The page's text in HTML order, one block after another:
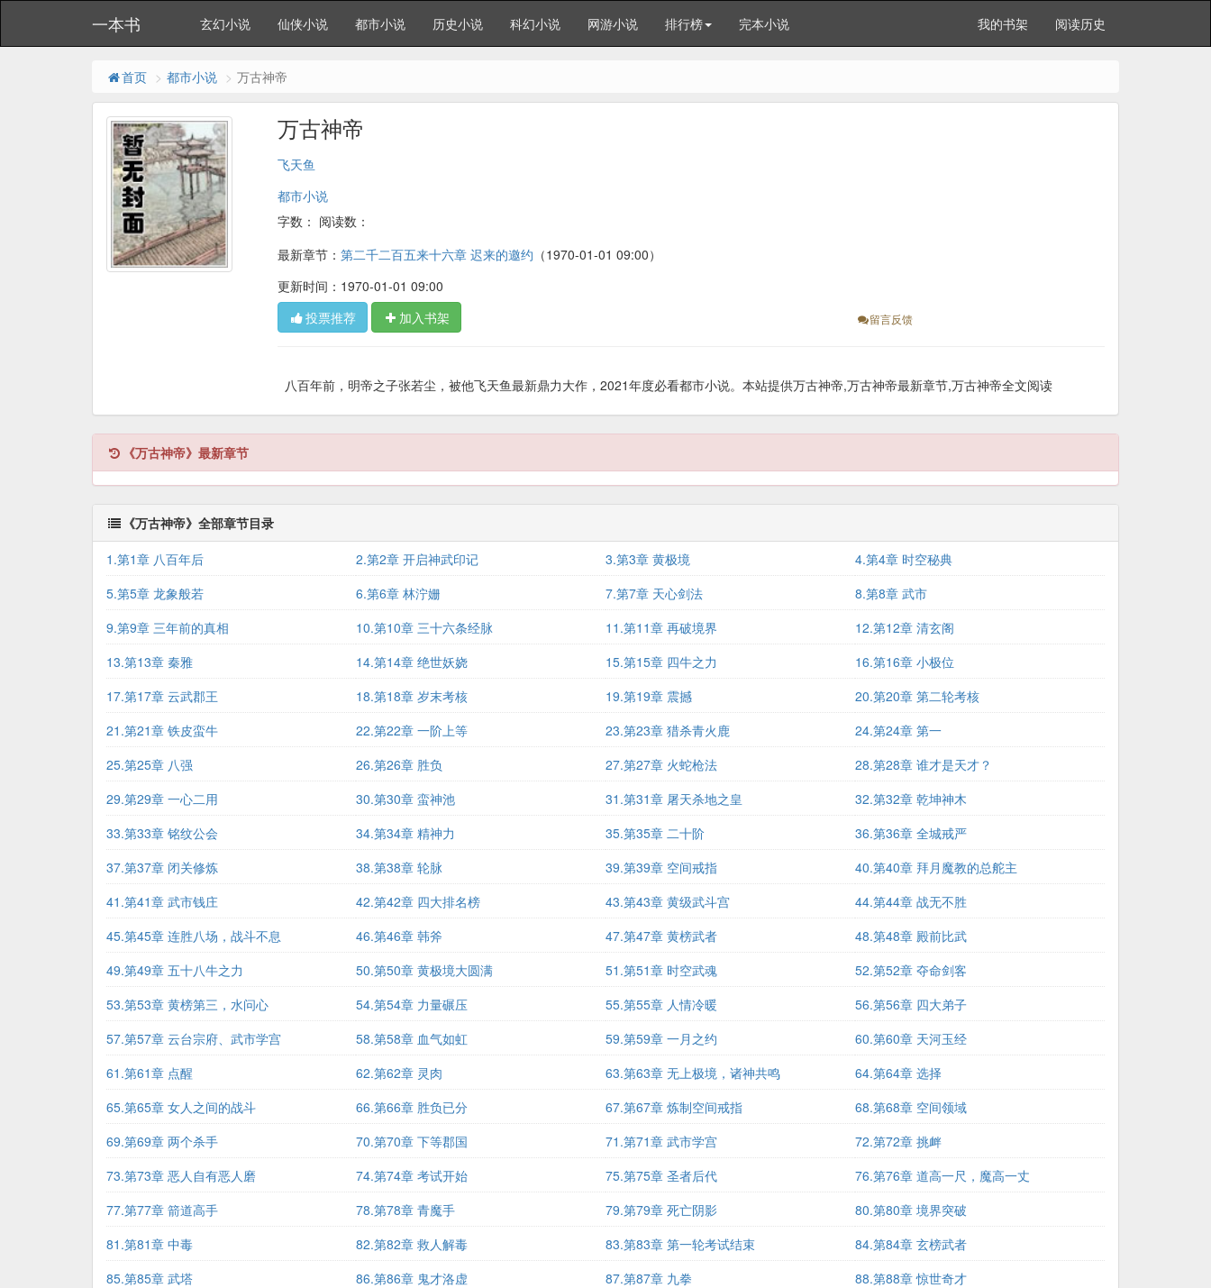
一本书 玄幻小说 仙侠小说 都市小说 历史小说 科幻小说 网游小说 排行榜 完本小说 我的书架 阅读历史
首页 都市小说 万古神帝
万古神帝
飞天鱼
都市小说
字数： 阅读数：
最新章节： 第二千二百五来十六章 迟来的邀约 （1970-01-01 09:00）
更新时间：1970-01-01 09:00
投票推荐
加入书架 留言反馈
八百年前，明帝之子张若尘，被他飞天鱼最新鼎力大作，2021年度必看都市小说。本站提供万古神帝,万古神帝最新章节,万古神帝全文阅读
《万古神帝》最新章节
《万古神帝》全部章节目录
1.第1章 八百年后
2.第2章 开启神武印记 3.第3章 黄极境
4.第4章 时空秘典
5.第5章 龙象般若
6.第6章 林泞姗 7.第7章 天心剑法
8.第8章 武市
9.第9章 三年前的真相
10.第10章 三十六条经脉 11.第11章 再破境界
12.第12章 清玄阁
13.第13章 秦雅
14.第14章 绝世妖娆 15.第15章 四牛之力
16.第16章 小极位
17.第17章 云武郡王
18.第18章 岁末考核 19.第19章 震撼
20.第20章 第二轮考核
21.第21章 铁皮蛮牛
22.第22章 一阶上等 23.第23章 猎杀青火鹿
24.第24章 第一
25.第25章 八强
26.第26章 胜负 27.第27章 火蛇枪法
28.第28章 谁才是天才？
29.第29章 一心二用
30.第30章 蛮神池 31.第31章 屠天杀地之皇
32.第32章 乾坤神木
33.第33章 铭纹公会
34.第34章 精神力 35.第35章 二十阶
36.第36章 全城戒严
37.第37章 闭关修炼
38.第38章 轮脉 39.第39章 空间戒指
40.第40章 拜月魔教的总舵主
41.第41章 武市钱庄
42.第42章 四大排名榜 43.第43章 黄级武斗宫
44.第44章 战无不胜
45.第45章 连胜八场，战斗不息
46.第46章 韩斧 47.第47章 黄榜武者
48.第48章 殿前比武
49.第49章 五十八牛之力
50.第50章 黄极境大圆满 51.第51章 时空武魂
52.第52章 夺命剑客
53.第53章 黄榜第三，水问心
54.第54章 力量碾压 55.第55章 人情冷暖
56.第56章 四大弟子
57.第57章 云台宗府、武市学宫
58.第58章 血气如虹 59.第59章 一月之约
60.第60章 天河玉经
61.第61章 点醒
62.第62章 灵肉 63.第63章 无上极境，诸神共鸣
64.第64章 选择
65.第65章 女人之间的战斗
66.第66章 胜负已分 67.第67章 炼制空间戒指
68.第68章 空间领域
69.第69章 两个杀手
70.第70章 下等郡国 71.第71章 武市学宫
72.第72章 挑衅
73.第73章 恶人自有恶人磨
74.第74章 考试开始 75.第75章 圣者后代
76.第76章 道高一尺，魔高一丈
77.第77章 箭道高手
78.第78章 青魔手 79.第79章 死亡阴影
80.第80章 境界突破
81.第81章 中毒
82.第82章 救人解毒 83.第83章 第一轮考试结束
84.第84章 玄榜武者
85.第85章 武塔
86.第86章 鬼才洛虚 87.第87章 九拳
88.第88章 惊世奇才